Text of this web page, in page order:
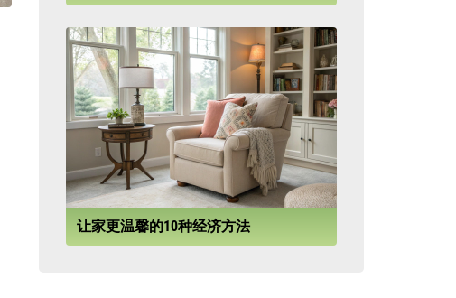
让家更温馨的10种经济方法